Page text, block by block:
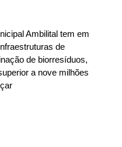
Ambilital tem em
de
de biorresíduos,
a nove milhões